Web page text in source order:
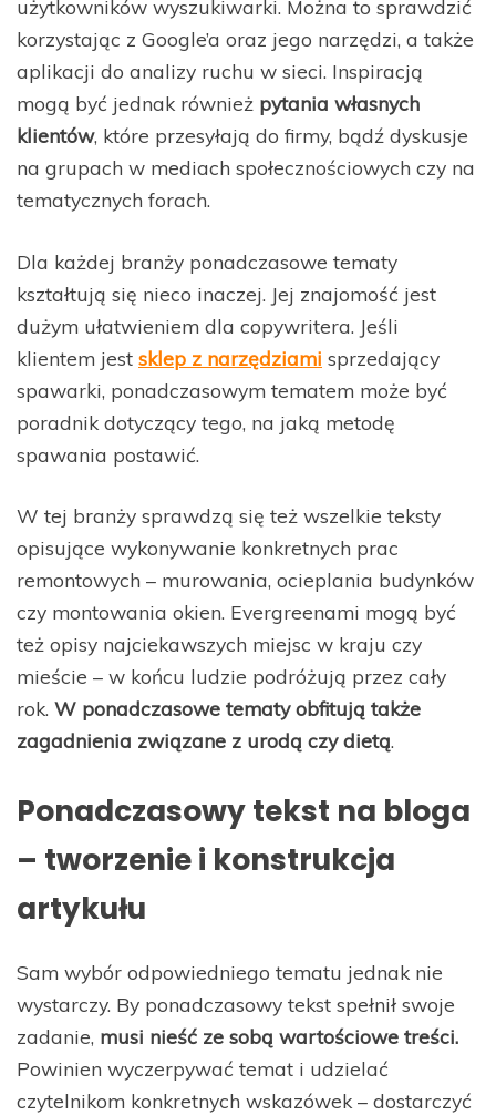
użytkowników wyszukiwarki. Można to sprawdzić
korzystając z Google’a oraz jego narzędzi, a także
aplikacji do analizy ruchu w sieci. Inspiracją
mogą być jednak również pytania własnych
klientów, które przesyłają do firmy, bądź dyskusje
na grupach w mediach społecznościowych czy na
tematycznych forach.
Dla każdej branży ponadczasowe tematy
kształtują się nieco inaczej. Jej znajomość jest
dużym ułatwieniem dla copywritera. Jeśli
klientem jest sklep z narzędziami sprzedający
spawarki, ponadczasowym tematem może być
poradnik dotyczący tego, na jaką metodę
spawania postawić.
W tej branży sprawdzą się też wszelkie teksty
opisujące wykonywanie konkretnych prac
remontowych – murowania, ocieplania budynków
czy montowania okien. Evergreenami mogą być
też opisy najciekawszych miejsc w kraju czy
mieście – w końcu ludzie podróżują przez cały
rok. W ponadczasowe tematy obfitują także
zagadnienia związane z urodą czy dietą.
Ponadczasowy tekst na bloga
– tworzenie i konstrukcja
artykułu
Sam wybór odpowiedniego tematu jednak nie
wystarczy. By ponadczasowy tekst spełnił swoje
zadanie, musi nieść ze sobą wartościowe treści.
Powinien wyczerpywać temat i udzielać
czytelnikom konkretnych wskazówek – dostarczyć